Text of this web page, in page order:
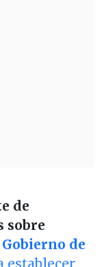
de
sobre
Gobierno de
establecer